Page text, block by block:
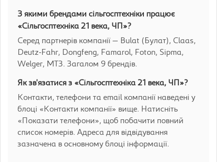
З якими брендами сільгосптехніки працює
«Сільгосптехніка 21 века, ЧП»?
Серед партнерів компанії — Bulat (Булат), Claas,
Deutz-Fahr, Dongfeng, Famarol, Foton, Sipma,
Welger, МТЗ. Загалом 9 брендів.
Як зв'язатися з «Сільгосптехніка 21 века, ЧП»?
Контакти, телефони та email компанії наведені у
блоці «Контакти компанії» вище. Натисніть
«Показати телефони», щоб побачити повний
список номерів. Адреса для відвідування
зазначена в основному блоці інформації.